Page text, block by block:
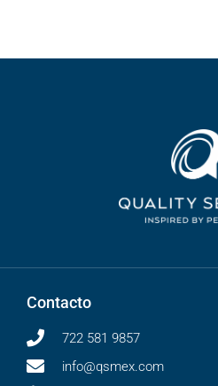
Contacto
722 581 9857
info@qsmex.com